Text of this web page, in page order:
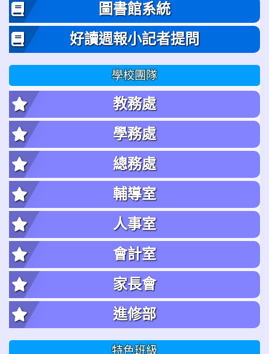
圖書館系統
好讀週報小記者提問
學校團隊
教務處
學務處
總務處
輔導室
人事室
會計室
家長會
進修部
特色班級